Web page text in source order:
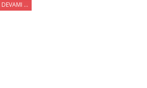
DEVAMI …